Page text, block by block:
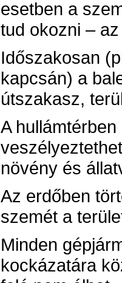
esetben a
tud okozni –
Időszakosan
kapcsán) a
útszakasz,
A
növény és
Az erdőben
szemét a
Minden
kockázatára